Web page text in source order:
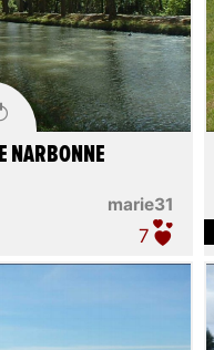
marie31
NARBONNE
7